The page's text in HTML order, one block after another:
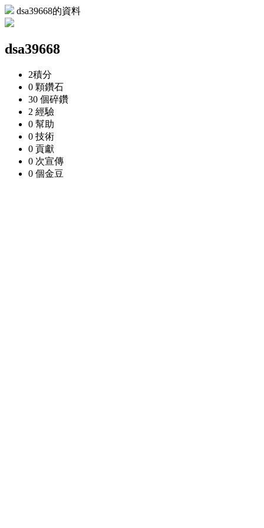
dsa39668的資料
dsa39668
2積分
0 顆鑽石
30 個碎鑽
2 經驗
0 幫助
0 技術
0 貢獻
0 次宣傳
0 個金豆